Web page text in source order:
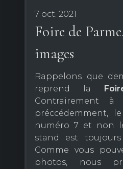
7 oct. 2021
Foire de
images
Rappelons que
reprend la
Contrairement à
préccédemment,
numéro 7 et non
stand est
Comme vous
photos, nous